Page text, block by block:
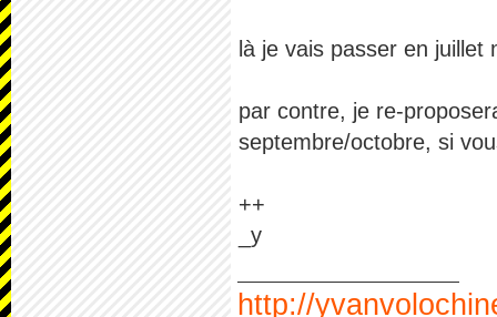
là je vais passer en juillet
par contre, je re-
septembre/octobre, si
++
_y
http://